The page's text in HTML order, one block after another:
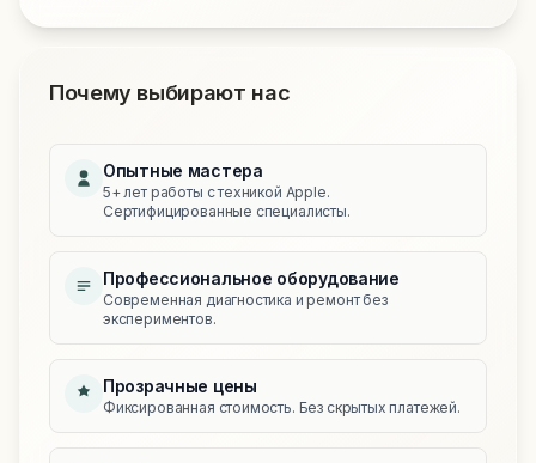
Почему выбирают нас
Опытные мастера
5+ лет работы с техникой Apple.
Сертифицированные специалисты.
Профессиональное оборудование
Современная диагностика и ремонт без
экспериментов.
Прозрачные цены
Фиксированная стоимость. Без скрытых платежей.